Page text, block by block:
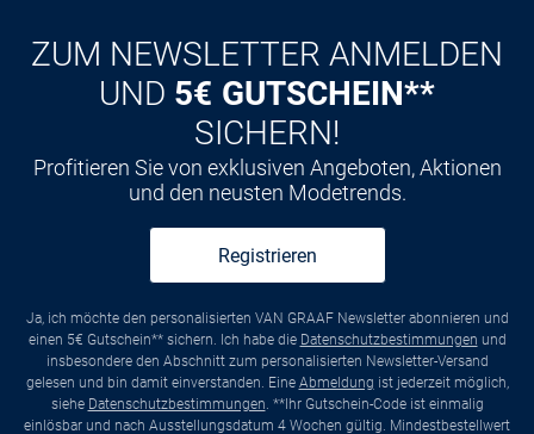
ZUM NEWSLETTER ANMELDEN
UND 5€ GUTSCHEIN**
SICHERN!
Profitieren Sie von exklusiven Angeboten, Aktionen
und den neusten Modetrends.
Registrieren
Ja, ich möchte den personalisierten VAN GRAAF Newsletter abonnieren und
einen 5€ Gutschein** sichern. Ich habe die Datenschutzbestimmungen und
insbesondere den Abschnitt zum personalisierten Newsletter-Versand
gelesen und bin damit einverstanden. Eine Abmeldung ist jederzeit möglich,
siehe Datenschutzbestimmungen. **Ihr Gutschein-Code ist einmalig
einlösbar und nach Ausstellungsdatum 4 Wochen gültig. Mindestbestellwert